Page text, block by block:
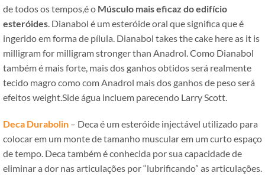
de todos os tempos,é o Músculo mais eficaz do edifício
esteróides . Dianabol é um esteróide oral que significa que é
ingerido em forma de pílula. Dianabol takes the cake here as it is
milligram for milligram stronger than Anadrol . Como Dianabol
também é mais forte, mais dos ganhos obtidos será realmente
tecido magro como com Anadrol mais dos ganhos de peso será
efeitos weight.Side água incluem parecendo Larry Scott.
Deca Durabolin – Deca é um esteróide injectável utilizado para
colocar em um monte de tamanho muscular em um curto espaço
de tempo. Deca também é conhecida por sua capacidade de
eliminar a dor nas articulações por “lubrificando” as articulações.